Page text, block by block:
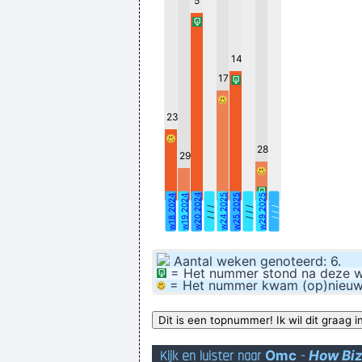
Ik legde de schroefjes op de
23
w18 2024
29
w19 2024w20 2024 / / /
17
w24 2025
14
w25 2025 / / /
28
w29 2025 / / /
Aantal weken genoteerd: 6.
= Het nummer stond na deze
= Het nummer kwam
Kijk en luister naar Omc - How